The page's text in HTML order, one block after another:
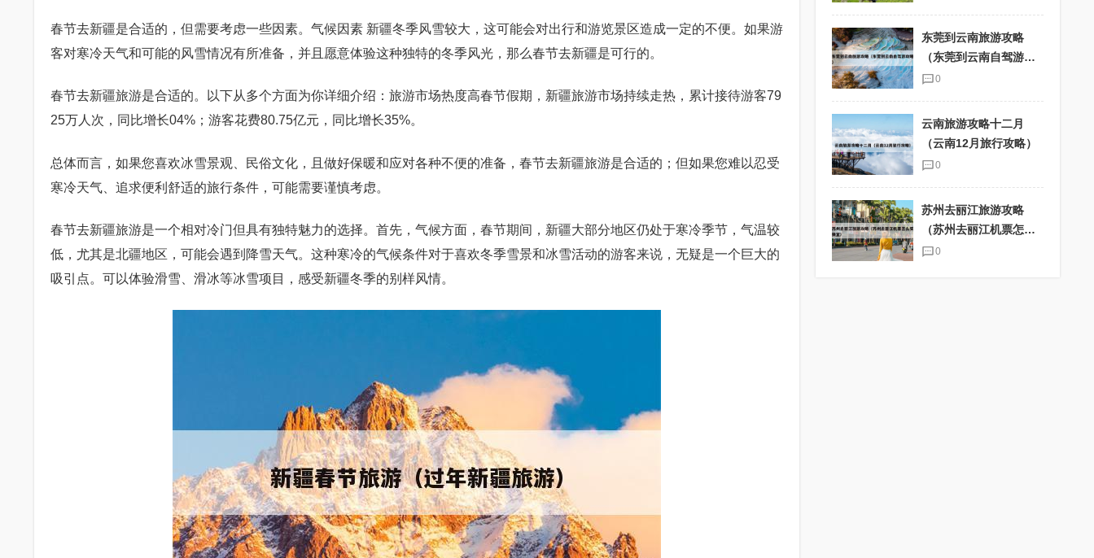
春节去新疆是合适的，但需要考虑一些因素。气候因素 新疆冬季风雪较大，这可能会对出行和游览景区造成一定的不便。如果游
客对寒冷天气和可能的风雪情况有所准备，并且愿意体验这种独特的冬季风光，那么春节去新疆是可行的。
春节去新疆旅游是合适的。以下从多个方面为你详细介绍：旅游市场热度高春节假期，新疆旅游市场持续走热，累计接待游客79
25万人次，同比增长04%；游客花费80.75亿元，同比增长35%。
总体而言，如果您喜欢冰雪景观、民俗文化，且做好保暖和应对各种不便的准备，春节去新疆旅游是合适的；但如果您难以忍受
寒冷天气、追求便利舒适的旅行条件，可能需要谨慎考虑。
春节去新疆旅游是一个相对冷门但具有独特魅力的选择。首先，气候方面，春节期间，新疆大部分地区仍处于寒冷季节，气温较
低，尤其是北疆地区，可能会遇到降雪天气。这种寒冷的气候条件对于喜欢冬季雪景和冰雪活动的游客来说，无疑是一个巨大的
吸引点。可以体验滑雪、滑冰等冰雪项目，感受新疆冬季的别样风情。
东莞到云南旅游攻略
（东莞到云南自驾游攻
略）
0
云南旅游攻略十二月
（云南12月旅行攻略）
0
苏州去丽江旅游攻略
（苏州去丽江机票怎么
买便宜）
0